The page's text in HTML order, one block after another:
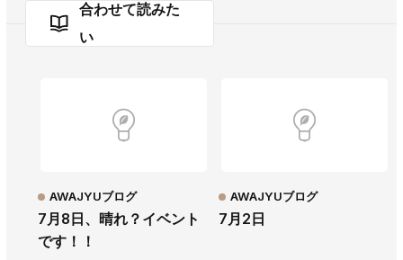
合わせて読みた
い
7月8日、晴れ？イベント
です！！
AWAJYUブログ
7月2日
AWAJYUブログ